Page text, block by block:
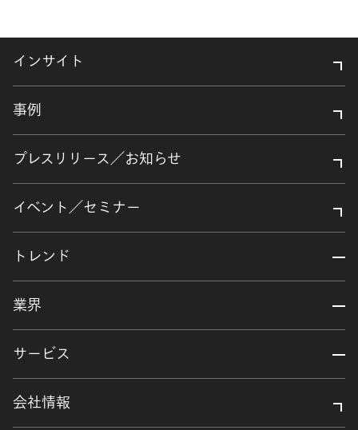
インサイト
事例
プレスリリース／お知らせ
イベント／セミナー
トレンド
業界
サービス
会社情報